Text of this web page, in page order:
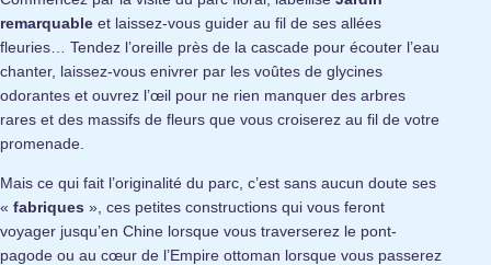
remarquable et laissez-vous guider au fil de ses allées
fleuries… Tendez l’oreille près de la cascade pour écouter l’eau
chanter, laissez-vous enivrer par les voûtes de glycines
odorantes et ouvrez l’œil pour ne rien manquer des arbres
rares et des massifs de fleurs que vous croiserez au fil de votre
promenade.
Mais ce qui fait l’originalité du parc, c’est sans aucun doute ses
« fabriques », ces petites constructions qui vous feront
voyager jusqu’en Chine lorsque vous traverserez le pont-
pagode ou au cœur de l’Empire ottoman lorsque vous passerez